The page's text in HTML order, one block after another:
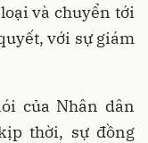
và chuyển tới
với sự giám
của Nhân dân
thời, sự đồng